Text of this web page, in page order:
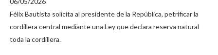
Félix Bautista solicita al presidente de la República, petrificar la
cordillera central mediante una Ley que declara reserva natural
toda la cordillera.